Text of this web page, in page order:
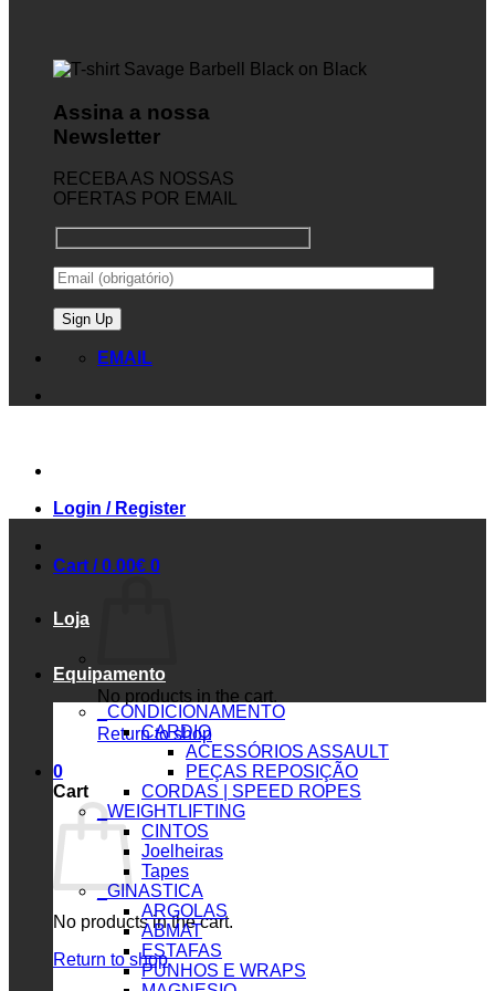
Assina a nossa
Newsletter
RECEBA AS NOSSAS
OFERTAS POR EMAIL
EMAIL
Login / Register
Cart /0.00€ 0
No products in the cart.
Return to shop
0
Cart
No products in the cart.
Return to shop
Loja
Equipamento
_CONDICIONAMENTO
CARDIO
ACESSÓRIOS ASSAULT
PEÇAS REPOSIÇÃO
CORDAS | SPEED ROPES
_WEIGHTLIFTING
CINTOS
Joelheiras
Tapes
_GINASTICA
ARGOLAS
ABMAT
ESTAFAS
PUNHOS E WRAPS